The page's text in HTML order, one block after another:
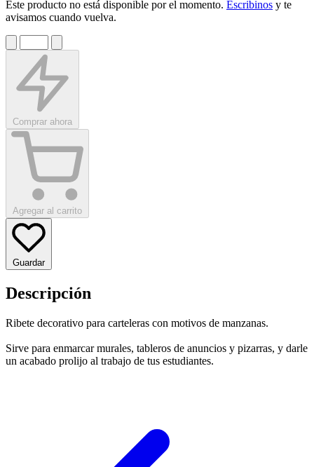
Este producto no está disponible por el momento. Escribinos y te
avisamos cuando vuelva.
Comprar ahora
Agregar al carrito
Guardar
Descripción
Ribete decorativo para carteleras con motivos de manzanas.
Sirve para enmarcar murales, tableros de anuncios y pizarras, y darle
un acabado prolijo al trabajo de tus estudiantes.